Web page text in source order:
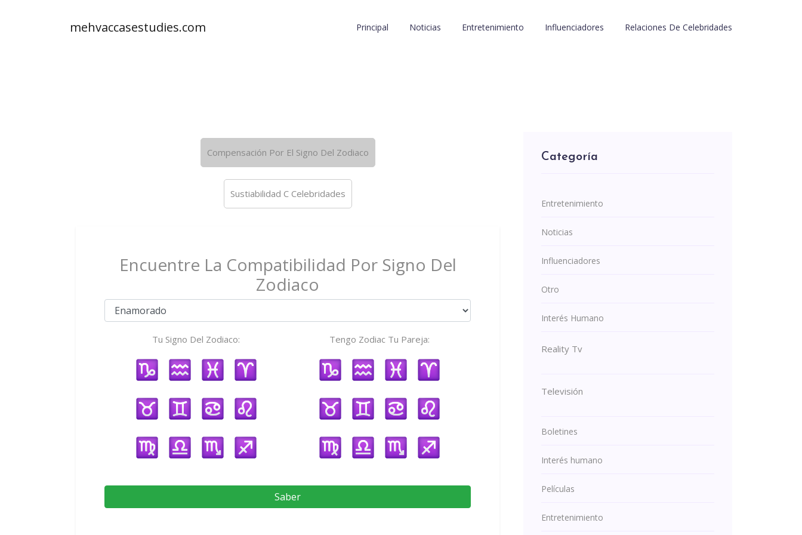
mehvaccasestudies.com Principal Noticias Entretenimiento Influenciadores Relaciones De Celebridades
Compensación Por El Signo Del Zodiaco
Sustiabilidad C Celebridades
Encuentre La Compatibilidad Por Signo Del
Zodiaco
Tu Signo Del Zodiaco: Tengo Zodiac Tu Pareja:
Saber
Categoría
Entretenimiento
Noticias
Influenciadores
Otro
Interés Humano
Reality Tv
Televisión
Boletines
Interés humano
Películas
Entretenimiento